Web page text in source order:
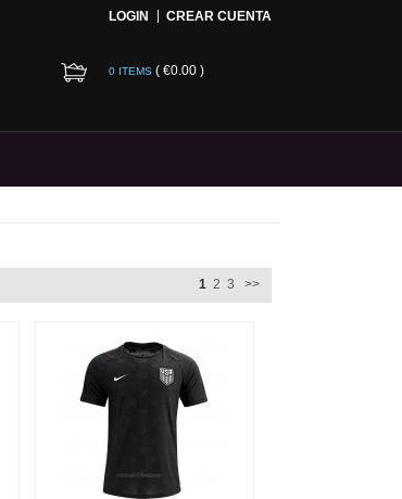
LOGIN CREAR CUENTA
0 ITEMS ( €0.00 )
1 2 3 >>